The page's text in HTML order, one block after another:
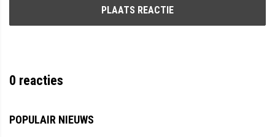
PLAATS REACTIE
0 reacties
POPULAIR NIEUWS